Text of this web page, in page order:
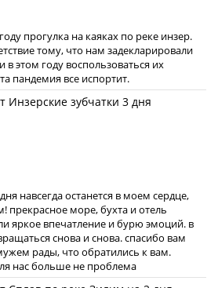
прогулка на каяках по реке инзер.
тому, что нам задекларировали
в этом году воспользоваться их
пандемия все испортит.
навсегда останется в моем сердце,
море, бухта и отель
яркое впечатление и бурю эмоций. в
снова и снова. спасибо вам
рады, что обратились к вам.
нас больше не проблема